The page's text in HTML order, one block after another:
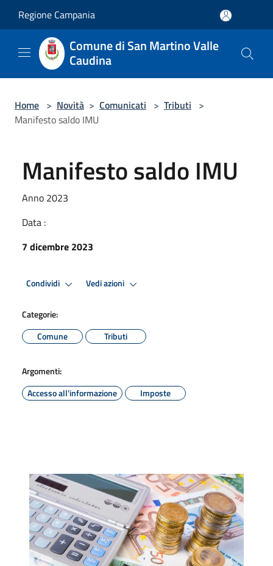
Regione Campania
Comune di San Martino Valle
Caudina
Home > Novità > Comunicati > Tributi >
Manifesto saldo IMU
Manifesto saldo IMU
Anno 2023
Data :
7 dicembre 2023
Condividi Vedi azioni
Categorie:
Comune
Tributi
Argomenti:
Accesso all'informazione
Imposte